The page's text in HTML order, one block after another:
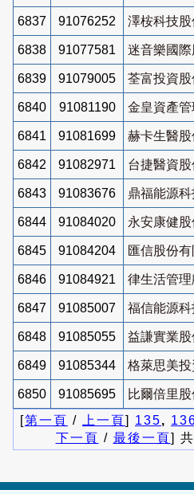
6837 91076252 澤桉科技股
6838 91077581 迷音樂國際
6839 91079005 荃富投資股
6840 91081190 金皇資產管
6841 91081699 赫卡生醫股
6842 91082971 台捷醫資股
6843 91083676 鼎福能源
6844 91084020 永安康健股
6845 91084204 匯信股份有
6846 91084921 律生活管理
6847 91085007 福信能源科
6848 91085055 益謙實業股
6849 91085344 格萊思美投
6850 91085695
比爾倍里
[第一頁 / 上一頁] 135,
下一頁 / 最後一頁]